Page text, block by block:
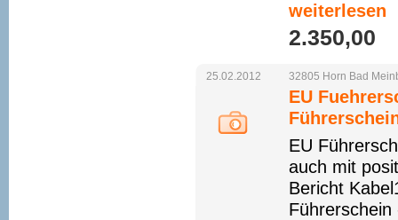
weiterlesen
2.350,00 
25.02.2012 32805 Horn Bad
EU
EU
auch mit
Bericht